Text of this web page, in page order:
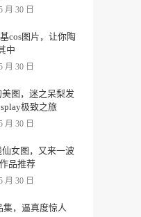
月 30 日
cos图片，让你陶
中
月 30 日
图，迷之呆梨发
极致之旅
月 30 日
女图，又来一波
品推荐
月 30 日
集，逼真度惊人